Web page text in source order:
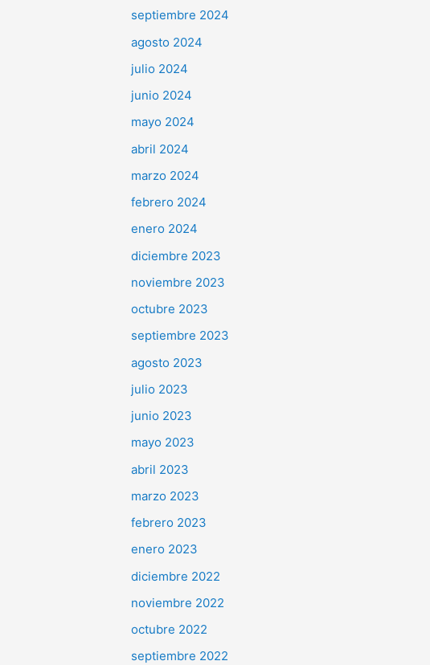
septiembre 2024
agosto 2024
julio 2024
junio 2024
mayo 2024
abril 2024
marzo 2024
febrero 2024
enero 2024
diciembre 2023
noviembre 2023
octubre 2023
septiembre 2023
agosto 2023
julio 2023
junio 2023
mayo 2023
abril 2023
marzo 2023
febrero 2023
enero 2023
diciembre 2022
noviembre 2022
octubre 2022
septiembre 2022